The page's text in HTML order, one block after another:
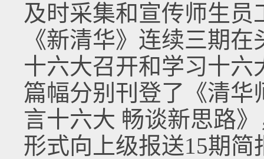
及时采集和宣传师生
《新清华》连续三期
十六大召开和学习十
篇幅分别刊登了《清华
言十六大 畅谈新思路
形式向上级报送15期